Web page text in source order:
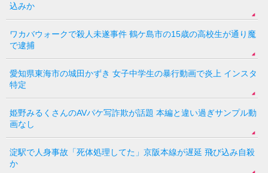
込みか
ワカバウォークで殺人未遂事件 鶴ケ島市の15歳の高校生が通り魔
で逮捕
愛知県東海市の城田かずき 女子中学生の暴行動画で炎上 インスタ
特定
姫野みるくさんのAVパケ写詐欺が話題 本編と違い過ぎサンプル動
画なし
淀駅で人身事故「死体処理してた」京阪本線が遅延 飛び込み自殺
か